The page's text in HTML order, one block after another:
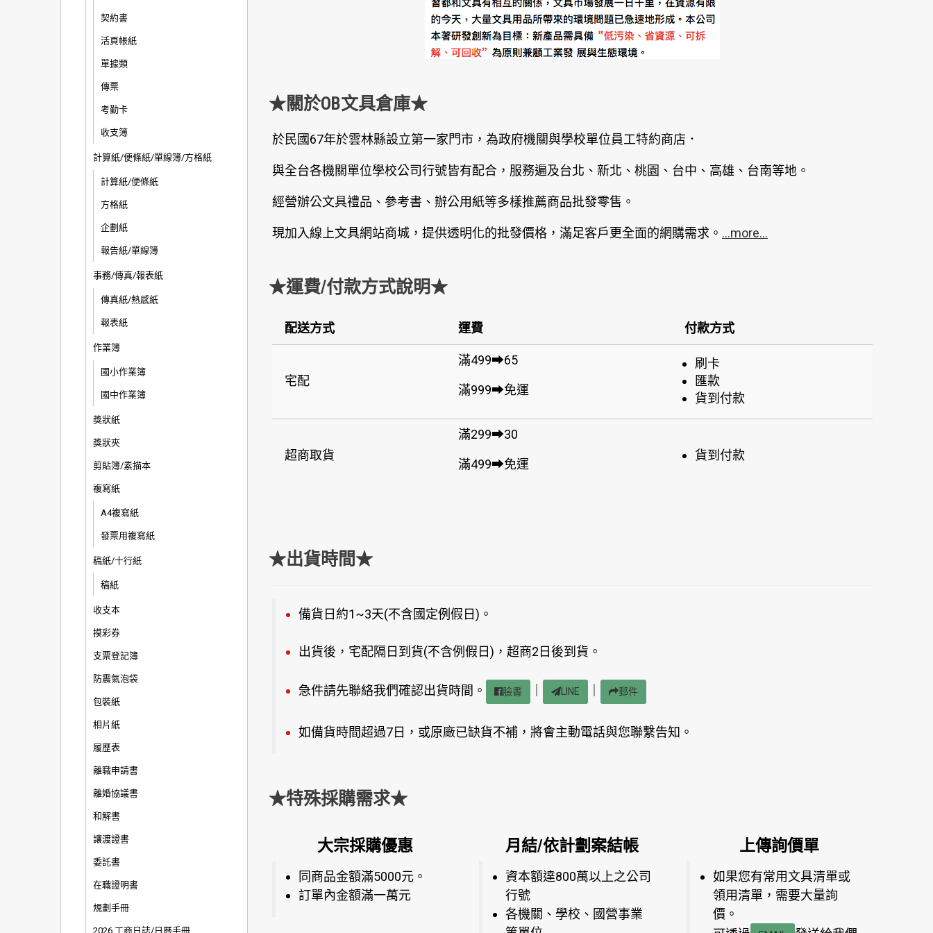
契約書
活頁帳紙
單據類
傳票
考勤卡
收支簿
計算紙/便條紙/單線簿/方格紙
計算紙/便條紙
方格紙
企劃紙
報告紙/單線簿
事務/傳真/報表紙
傳真紙/熱感紙
報表紙
作業簿
國小作業簿
國中作業簿
獎狀紙
獎狀夾
剪貼簿/素描本
複寫紙
A4複寫紙
發票用複寫紙
稿紙/十行紙
稿紙
收支本
摸彩券
支票登記簿
防震氣泡袋
包裝紙
相片紙
履歷表
離職申請書
離婚協議書
和解書
讓渡證書
委託書
在職證明書
規劃手冊
2026 工商日誌/日曆手冊
★關於OB文具倉庫★
於民國67年於雲林縣設立第一家門市，為政府機關與學校單位員工特約商店．
與全台各機關單位學校公司行號皆有配合，服務遍及台北、新北、桃園、台中、高雄、台南等地。
經營辦公文具禮品、參考書、辦公用紙等多樣推薦商品批發零售。
現加入線上文具網站商城，提供透明化的批發價格，滿足客戶更全面的網購需求。 ...more...
★運費/付款方式說明★
配送方式 運費 付款方式
宅配
滿499➡65
滿999➡免運
刷卡
匯款
貨到付款
超商取貨
滿299➡30
滿499➡免運
貨到付款
★出貨時間★
備貨日約1~3天(不含國定例假日)。
出貨後，宅配隔日到貨(不含例假日)，超商2日後到貨。
急件請先聯絡我們確認出貨時間。 臉書 LINE 郵件
如備貨時間超過7日，或原廠已缺貨不補，將會主動電話與您聯繫告知。
★特殊採購需求★
大宗採購優惠
同商品金額滿5000元。
訂單內金額滿一萬元
月結/依計劃案結帳
資本額達800萬以上之公司
行號
各機關、學校、國營事業
上傳詢價單
如果您有常用文具清單或
領用清單，需要大量詢
價。